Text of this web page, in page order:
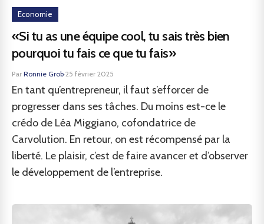
Economie
«Si tu as une équipe cool, tu sais très bien
pourquoi tu fais ce que tu fais»
Par Ronnie Grob·25 février 2025
En tant qu’entrepreneur, il faut s’efforcer de
progresser dans ses tâches. Du moins est-ce le
crédo de Léa Miggiano, cofondatrice de
Carvolution. En retour, on est récompensé par la
liberté. Le plaisir, c’est de faire avancer et d’observer
le développement de l’entreprise.